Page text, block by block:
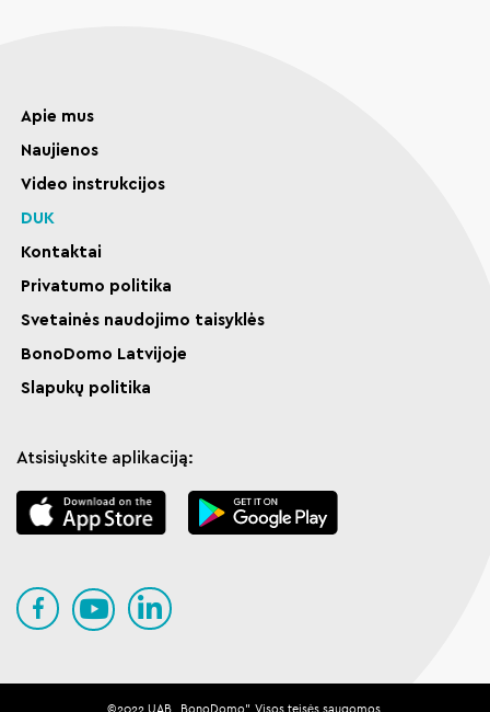
Apie mus
Naujienos
Video instrukcijos
DUK
Kontaktai
Privatumo politika
Svetainės naudojimo taisyklės
BonoDomo Latvijoje
Slapukų politika
Atsisiųskite aplikaciją:
©️️️️️2022 UAB „BonoDomo". Visos teisės saugomos.